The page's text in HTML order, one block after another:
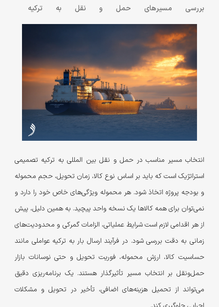
بررسی مسیرهای حمل و نقل به ترکیه
انتخاب مسیر مناسب در حمل و نقل بین المللی به ترکیه تصمیمی
استراتژیک است که باید بر اساس نوع کالا، زمان تحویل، حجم محموله
و بودجه پروژه اتخاذ شود. هر محموله ویژگی‌های خاص خود را دارد و
نمی‌توان برای همه کالاها یک نسخه واحد پیچید. به همین دلیل، پیش
از هر اقدامی لازم است شرایط عملیاتی، الزامات گمرکی و محدودیت‌های
زمانی به‌ دقت بررسی شود. در فرآیند ارسال بار به ترکیه عواملی مانند
حساسیت کالا، ارزش محموله، فوریت تحویل و حتی نوسانات بازار
حمل‌ونقل بر انتخاب مسیر تأثیرگذار هستند. یک برنامه‌ریزی دقیق
می‌تواند از تحمیل هزینه‌های اضافی، تأخیر در تحویل و مشکلات